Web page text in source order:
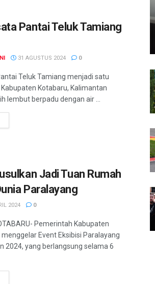
Pantai Teluk Tamiang
31 AGUSTUS 2024 0
Teluk Tamiang menjadi satu
Kotabaru, Kalimantan
lembut berpadu dengan air ...
Jadi Tuan Rumah
Paralayang
2024 0
Pemerintah Kabupaten
Event Eksibisi Paralayang
2024, yang berlangsung selama 6